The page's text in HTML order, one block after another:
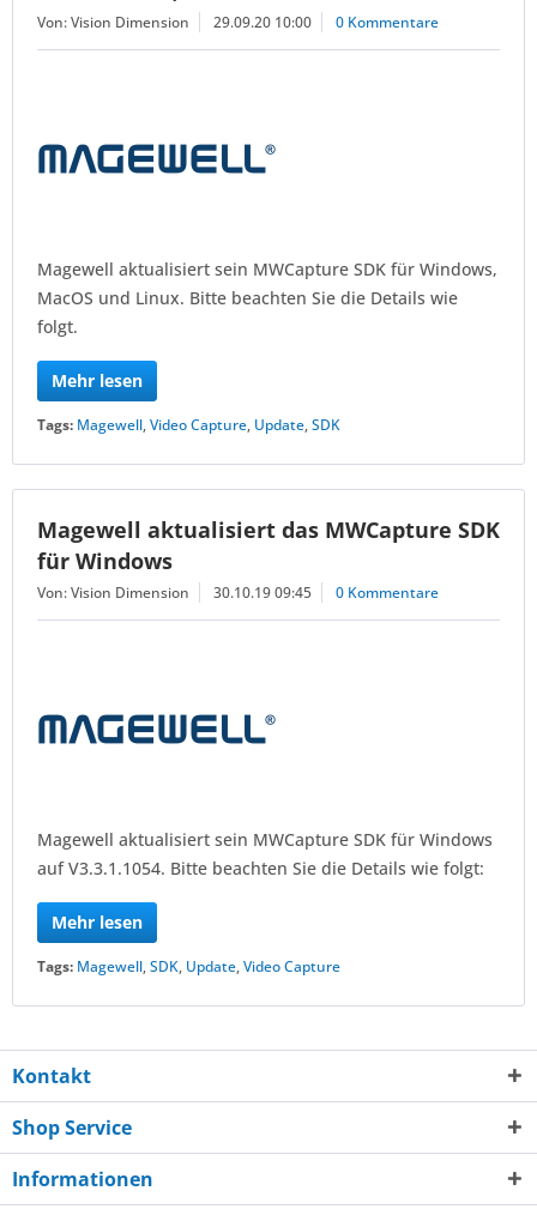
Von: Vision Dimension 29.09.20 10:00 0 Kommentare
Magewell aktualisiert sein MWCapture SDK für Windows,
MacOS und Linux. Bitte beachten Sie die Details wie
folgt.
Mehr lesen
Tags: Magewell,Video Capture, Update,SDK
Magewell aktualisiert das MWCapture SDK
für Windows
Von: Vision Dimension 30.10.19 09:45 0 Kommentare
Magewell aktualisiert sein MWCapture SDK für Windows
auf V3.3.1.1054. Bitte beachten Sie die Details wie folgt:
Mehr lesen
Tags: Magewell,SDK, Update,Video Capture
Kontakt
Shop Service
Informationen